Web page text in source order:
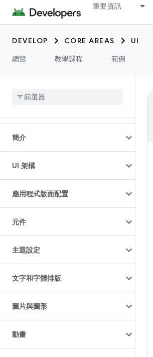
重要資訊
DEVELOP CORE AREAS
UI
總覽
教學課程 範例
簡介
UI 架構
應用程式版面配置
元件
主題設定
文字和字體排版
圖片與圖形
動畫